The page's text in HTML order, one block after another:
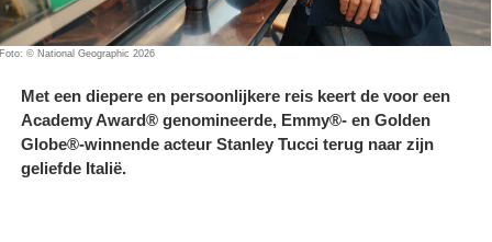
Foto: © National Geographic 2026
Met een diepere en persoonlijkere reis keert de voor een
Academy Award® genomineerde, Emmy®- en Golden
Globe®-winnende acteur Stanley Tucci terug naar zijn
geliefde Italië.